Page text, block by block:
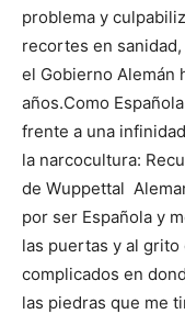
problema y
recortes en
el Gobierno Alemán
años.Como Española
frente a una
la narcocultura:
de Wuppettal
por ser Española y
las puertas y al grito
complicados en
las piedras que me